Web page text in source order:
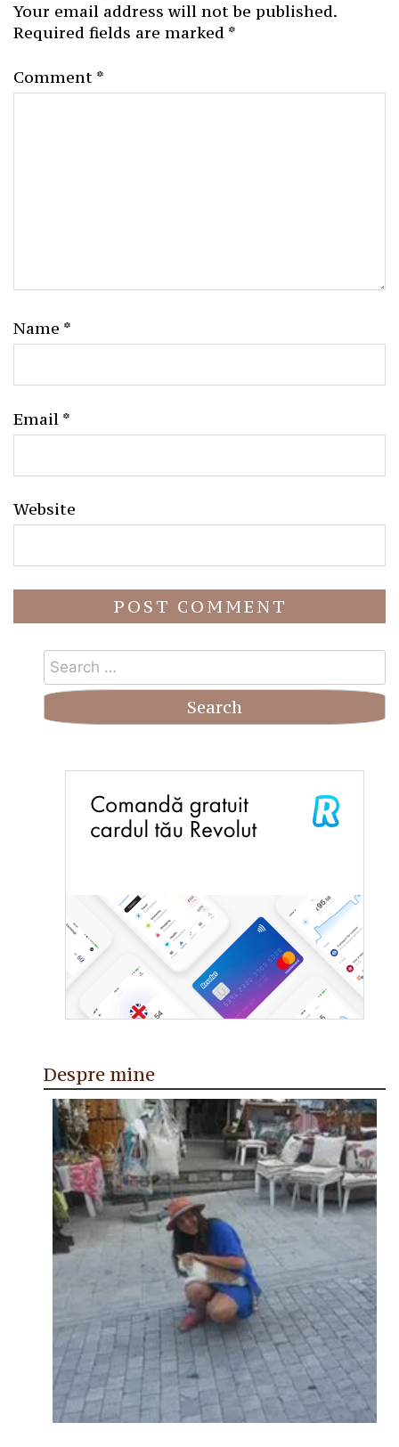
Your email address will not be published.
Required fields are marked *
Comment *
Name *
Email *
Website
Search
for:
Despre mine